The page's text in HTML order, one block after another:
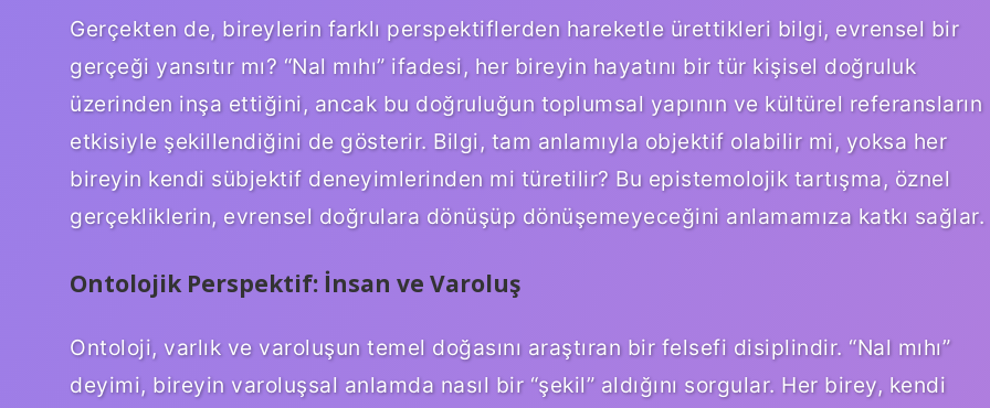
Gerçekten de, bireylerin farklı perspektiflerden hareketle ürettikleri bilgi, evrensel bir
gerçeği yansıtır mı? “Nal mıhı” ifadesi, her bireyin hayatını bir tür kişisel doğruluk
üzerinden inşa ettiğini, ancak bu doğruluğun toplumsal yapının ve kültürel referansların
etkisiyle şekillendiğini de gösterir. Bilgi, tam anlamıyla objektif olabilir mi, yoksa her
bireyin kendi sübjektif deneyimlerinden mi türetilir? Bu epistemolojik tartışma, öznel
gerçekliklerin, evrensel doğrulara dönüşüp dönüşemeyeceğini anlamamıza katkı sağlar.
Ontolojik Perspektif: İnsan ve Varoluş
Ontoloji, varlık ve varoluşun temel doğasını araştıran bir felsefi disiplindir. “Nal mıhı”
deyimi, bireyin varoluşsal anlamda nasıl bir “şekil” aldığını sorgular. Her birey, kendi